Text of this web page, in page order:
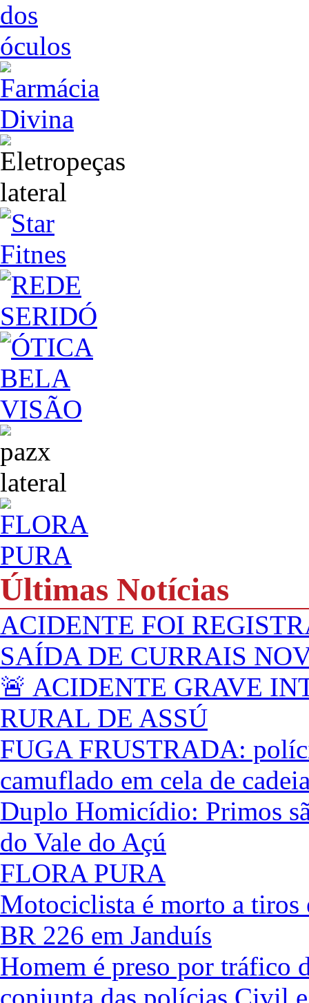
Últimas Notícias
ACIDENTE FOI
SAÍDA DE CURRAIS
🚨 ACIDENTE GRAVE
RURAL DE ASSÚ
FUGA FRUSTRADA:
camuflado em cela de
Duplo Homicídio: Primos
do Vale do Açú
FLORA PURA
Motociclista é morto a tiros
BR 226 em Janduís
Homem é preso por tráfico